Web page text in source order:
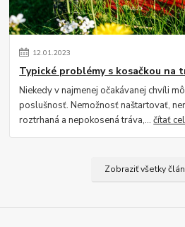
12.01.2023
Typické problémy s kosačkou na
Niekedy v najmenej očakávanej chvíli
poslušnosť. Nemožnosť naštartovať,
roztrhaná a nepokosená tráva,...čítať
Zobraziť všetky